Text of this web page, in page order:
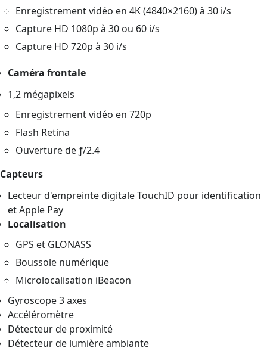
Enregistrement vidéo en 4K (4840×2160) à 30 i/s
Capture HD 1080p à 30 ou 60 i/s
Capture HD 720p à 30 i/s
Caméra frontale
1,2 mégapixels
Enregistrement vidéo en 720p
Flash Retina
Ouverture de ƒ/2.4
Capteurs
Lecteur d'empreinte digitale TouchID pour identification
et Apple Pay
Localisation
GPS et GLONASS
Boussole numérique
Microlocalisation iBeacon
Gyroscope 3 axes
Accéléromètre
Détecteur de proximité
Détecteur de lumière ambiante